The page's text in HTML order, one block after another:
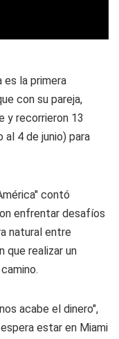
es la primera
con su pareja,
y recorrieron 13
al 4 de junio) para
contó
enfrentar desafíos
natural entre
que realizar un
acabe el dinero",
estar en Miami